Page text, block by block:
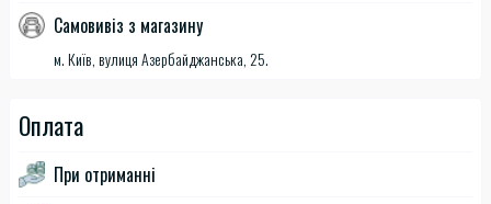
Самовивіз з магазину
м. Київ, вулиця Азербайджанська, 25.
Оплата
При отриманні